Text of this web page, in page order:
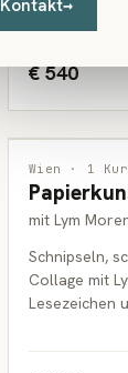
Kontakt→
€ 540
ERWACHSENE
Wien · 1
mit Lym
Schnipseln,
Collage mit
Lesezeichen